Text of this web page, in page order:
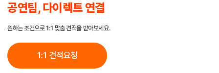
공연팀, 다이렉트 연결
원하는 조건으로 1:1 맞춤 견적을 받아보세요.
1:1 견적요청